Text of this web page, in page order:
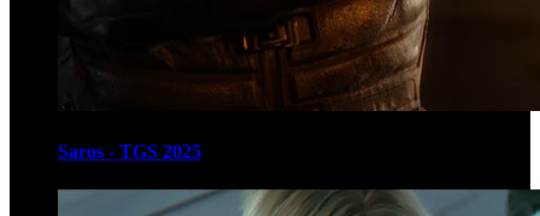
Saros - TGS 2025